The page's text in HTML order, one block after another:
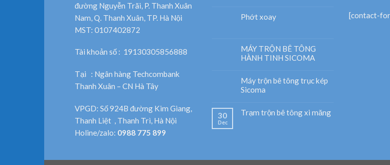
đường Nguyễn Trãi, P. Thanh Xuân
Nam, Q. Thanh Xuân, TP. Hà Nội
MST: 0107402872
Tài khoản số : 19130305856888
Tại : Ngân hàng Techcombank
Thanh Xuân – CN Hà Tây
VPGD: Số 924B đường Kim Giang,
Thanh Liệt , Thanh Trì, Hà Nội
Holine/zalo: 0988 775 899
Phớt xoay
MÁY TRỘN BÊ TÔNG
HÀNH TINH SICOMA
Máy trộn bê tông trục kép
Sicoma
30
Dec
Trạm trộn bê tông xi măng
[contact-